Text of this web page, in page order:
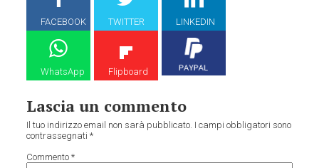
FACEBOOK TWITTER LINKEDIN
WhatsApp Flipboard
Lascia un commento
Il tuo indirizzo email non sarà pubblicato. I campi obbligatori sono
contrassegnati*
Commento*